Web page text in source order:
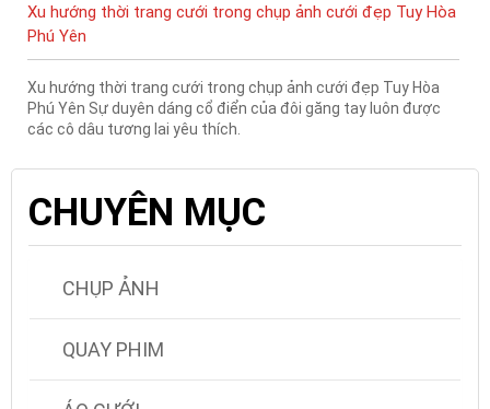
Xu hướng thời trang cưới trong chụp ảnh cưới đẹp Tuy Hòa
Phú Yên
Xu hướng thời trang cưới trong chụp ảnh cưới đẹp Tuy Hòa
Phú Yên Sự duyên dáng cổ điển của đôi găng tay luôn được
các cô dâu tương lai yêu thích.
CHUYÊN MỤC
CHỤP ẢNH
QUAY PHIM